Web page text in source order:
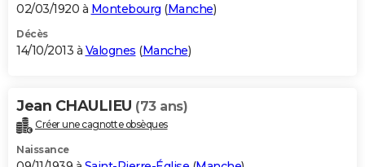
02/03/1920 à Montebourg (Manche)
Décès
14/10/2013 à Valognes (Manche)
Jean CHAULIEU (73 ans)
Créer une cagnotte obsèques
Naissance